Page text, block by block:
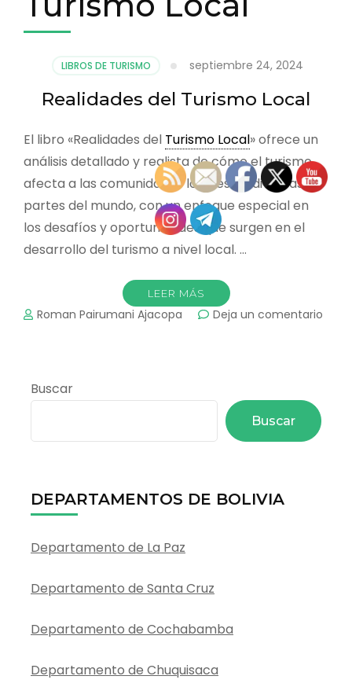
LIBROS DE TURISMO septiembre 24, 2024
Realidades del Turismo Local
El libro «Realidades del Turismo Local» ofrece un
análisis detallado y realista de cómo el turismo
afecta a las comunidades locales en diversas
partes del mundo, con un enfoque especial en
los desafíos y oportunidades que surgen en el
desarrollo del turismo a nivel local. …
LEER MÁS
Roman Pairumani Ajacopa Deja un comentario
Buscar
Buscar
DEPARTAMENTOS DE BOLIVIA
Departamento de La Paz
Departamento de Santa Cruz
Departamento de Cochabamba
Departamento de Chuquisaca